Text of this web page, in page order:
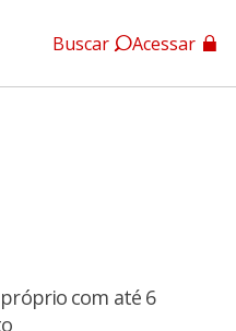
Buscar Acessar
com até 6